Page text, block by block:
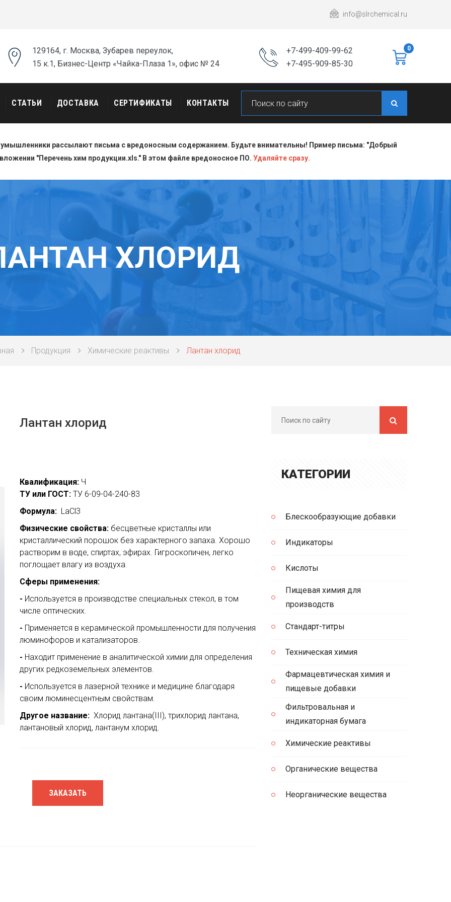
info@slrchemical.ru
129164, г. Москва, Зубарев переулок,
15 к.1, Бизнес-Центр «Чайка-Плаза 1», офис № 24
+7-499-409-99-62
+7-495-909-85-30
0
СТАТЬИ ДОСТАВКА СЕРТИФИКАТЫ КОНТАКТЫ
рассылают письма с вредоносным содержанием. Будьте внимательны! Пример письма: "Добрый
"Перечень хим продукции.xls." В этом файле вредоносное ПО. Удаляйте сразу.
ХЛОРИД
Продукция Химические реактивы Лантан хлорид
Лантан хлорид
Квалификация: Ч
ТУ или ГОСТ: ТУ 6-09-04-240-83
Формула: LaСl3
Физические свойства: бесцветные кристаллы или
кристаллический порошок без характерного запаха. Хорошо
растворим в воде, спиртах, эфирах. Гигроскопичен, легко
поглощает влагу из воздуха.
Сферы применения:
- Используется в производстве специальных стекол, в том
числе оптических.
- Применяется в керамической промышленности для получения
люминофоров и катализаторов.
- Находит применение в аналитической химии для определения
других редкоземельных элементов.
- Используется в лазерной технике и медицине благодаря
своим люминесцентным свойствам.
Другое название: Хлорид лантана(III), трихлорид лантана,
лантановый хлорид, лантанум хлорид.
ЗАКАЗАТЬ
КАТЕГОРИИ
Блескообразующие добавки
Индикаторы
Кислоты
Пищевая химия для
производств
Стандарт-титры
Техническая химия
Фармацевтическая химия и
пищевые добавки
Фильтровальная и
индикаторная бумага
Химические реактивы
Органические вещества
Неорганические вещества